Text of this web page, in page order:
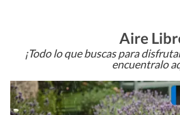
Aire
¡Todo lo que buscas para
encuentralo